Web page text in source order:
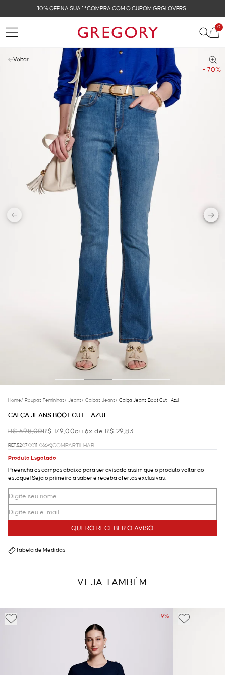
FRETE GRÁTIS NAS COMPRAS ACIMA DE R$ 899
0
- 70%
Voltar
Home/ Roupas Femininas/ Jeans/ Calcas Jeans/ Calça Jeans Boot Cut - Azul
CALÇA JEANS BOOT CUT - AZUL
R$ 598,00R$ 179,00ou 6x de R$ 29,83
REF.52.07.0011-066
COMPARTILHAR
Produto Esgotado
Preencha os campos abaixo para ser avisado assim que o produto voltar ao
estoque! Seja o primeiro a saber e receba ofertas exclusivas.
QUERO RECEBER O AVISO
Tabela de Medidas
VEJA TAMBÉM
- 19%